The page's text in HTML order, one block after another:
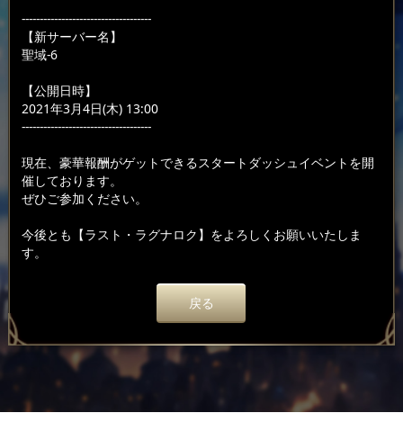
------------------------------------
【新サーバー名】
聖域-6
【公開日時】
2021年3月4日(木) 13:00
------------------------------------
現在、豪華報酬がゲットできるスタートダッシュイベントを開
催しております。
ぜひご参加ください。
今後とも【ラスト・ラグナロク】をよろしくお願いいたしま
す。
戻る